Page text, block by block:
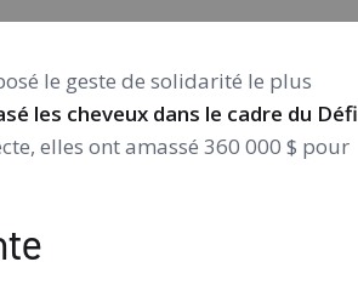
le geste de solidarité le plus
les cheveux dans le cadre du Défi
elles ont amassé 360 000 $ pour